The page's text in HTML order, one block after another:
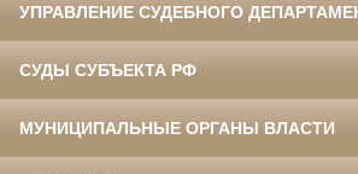
УПРАВЛЕНИЕ СУДЕБНОГО
СУДЫ СУБЪЕКТА РФ
МУНИЦИПАЛЬНЫЕ ОРГАНЫ ВЛАСТИ